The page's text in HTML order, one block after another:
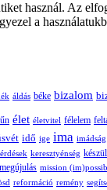
használ. Az
a
áldás béke bizalom
élet életvitel félelem
idő ige ima imádság
keresztyénség
megújulás mission
reformáció remény